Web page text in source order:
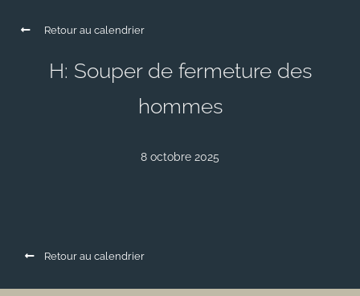
Retour au calendrier
H: Souper de fermeture des
hommes
8 octobre 2025
Retour au calendrier